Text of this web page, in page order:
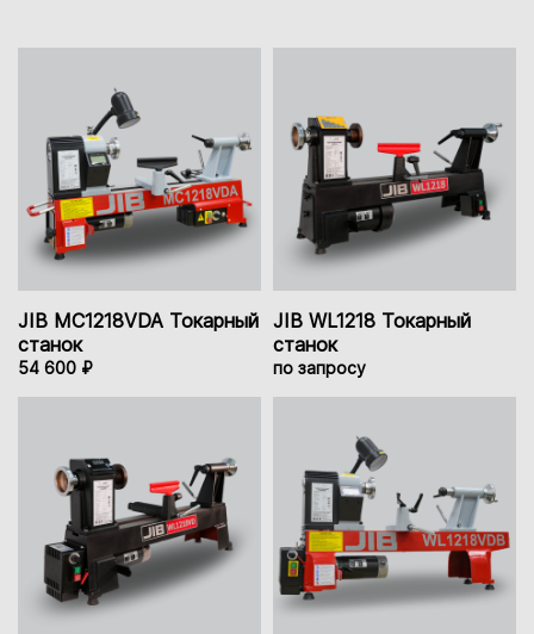
JIB MC1218VDA Токарный
станок
54 600 ₽
JIB WL1218 Токарный
станок
по запросу